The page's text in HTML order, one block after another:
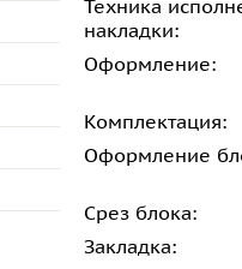
Техника
накладки:
Оформление:
Комплектация:
Оформление
Срез блока:
Закладка: